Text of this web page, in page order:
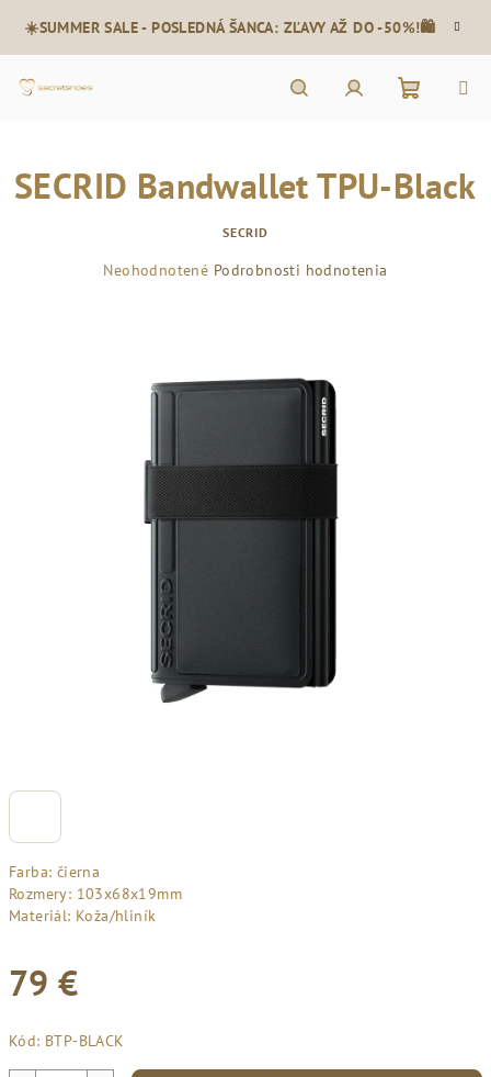
obsah
☀️SUMMER SALE - POSLEDNÁ ŠANCA: ZĽAVY AŽ DO -50%!🛍️
košík
Farba: čierna
Rozmery: 103x68x19mm
Materiál: Koža/hliník
79 €
cena:
Kód: BTP-BLACK
SECRID Bandwallet TPU-Black
SECRID
Priemerné
Neohodnotené Podrobnosti hodnotenia